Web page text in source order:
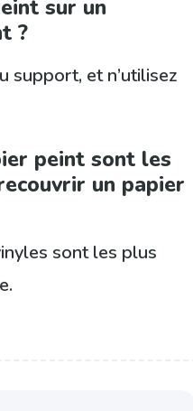
sur un
?
support, et n’utilisez
peint sont les
un papier
sont les plus